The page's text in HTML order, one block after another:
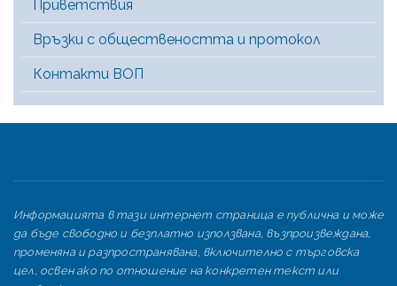
Приветствия
Връзки с обществеността и протокол
Контакти ВОП
Информацията в тази интернет страница е публична и може
да бъде свободно и безплатно използвана, възпроизвеждана,
променяна и разпространявана, включително с търговска
цел, освен ако по отношение на конкретен текст или